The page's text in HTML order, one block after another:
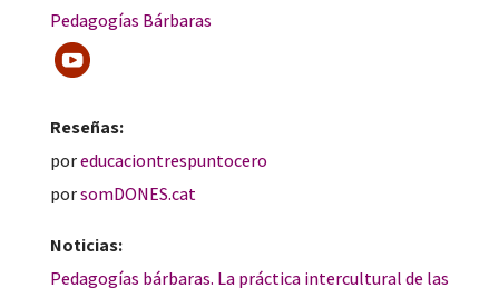
Pedagogías Bárbaras
Reseñas:
poreducaciontrespuntocero
porsomDONES.cat
Noticias:
Pedagogías bárbaras. La práctica intercultural de las